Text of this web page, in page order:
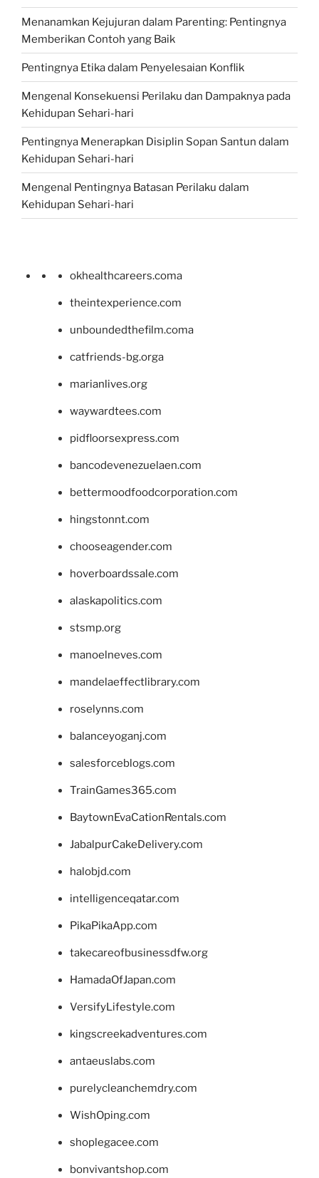
Menanamkan Kejujuran dalam Parenting: Pentingnya
Memberikan Contoh yang Baik
Pentingnya Etika dalam Penyelesaian Konflik
Mengenal Konsekuensi Perilaku dan Dampaknya pada
Kehidupan Sehari-hari
Pentingnya Menerapkan Disiplin Sopan Santun dalam
Kehidupan Sehari-hari
Mengenal Pentingnya Batasan Perilaku dalam
Kehidupan Sehari-hari
okhealthcareers.coma
theintexperience.com
unboundedthefilm.coma
catfriends-bg.orga
marianlives.org
waywardtees.com
pidfloorsexpress.com
bancodevenezuelaen.com
bettermoodfoodcorporation.com
hingstonnt.com
chooseagender.com
hoverboardssale.com
alaskapolitics.com
stsmp.org
manoelneves.com
mandelaeffectlibrary.com
roselynns.com
balanceyoganj.com
salesforceblogs.com
TrainGames365.com
BaytownEvaCationRentals.com
JabalpurCakeDelivery.com
halobjd.com
intelligenceqatar.com
PikaPikaApp.com
takecareofbusinessdfw.org
HamadaOfJapan.com
VersifyLifestyle.com
kingscreekadventures.com
antaeuslabs.com
purelycleanchemdry.com
WishOping.com
shoplegacee.com
bonvivantshop.com